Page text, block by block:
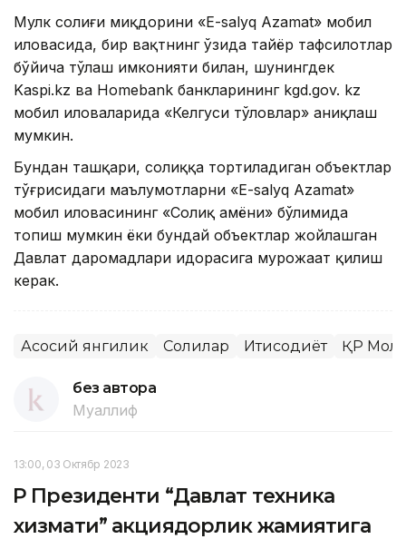
Мулк солиғи миқдорини «E-salyq Azamat» мобил
иловасида, бир вақтнинг ўзида тайёр тафсилотлар
бўйича тўлаш имконияти билан, шунингдек
Kaspi.kz ва Homebank банкларининг kgd.gov. kz
мобил иловаларида «Келгуси тўловлар» аниқлаш
мумкин.
Бундан ташқари, солиққа тортиладиган объектлар
тўғрисидаги маълумотларни «E-salyq Azamat»
мобил иловасининг «Солиқ ҳамёни» бўлимида
топиш мумкин ёки бундай объектлар жойлашган
Давлат даромадлари идорасига мурожаат қилиш
керак.
Асосий янгилик Солиқлар Иқтисодиёт ҚР
без автора
Муаллиф
13:00, 03 Октябр 2023
ҚР Президенти “Давлат техника
хизмати” акциядорлик жамиятига